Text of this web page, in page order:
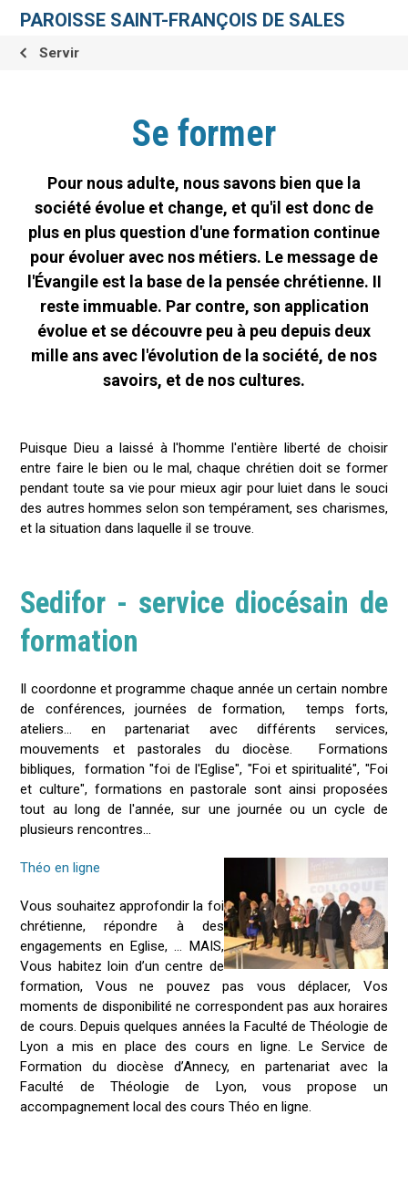
contenu.
personnelsPAROISSE SAINT-FRANÇOIS DE SALES
Servir
Se former
Pour nous adulte, nous savons bien que la
société évolue et change, et qu'il est donc de
plus en plus question d'une formation continue
pour évoluer avec nos métiers. Le message de
l'Évangile est la base de la pensée chrétienne. II
reste immuable. Par contre, son application
évolue et se découvre peu à peu depuis deux
mille ans avec l'évolution de la société, de nos
savoirs, et de nos cultures.
Puisque Dieu a laissé à l'homme l'entière liberté de choisir
entre faire le bien ou le mal, chaque chrétien doit se former
pendant toute sa vie pour mieux agir pour luiet dans le souci
des autres hommes selon son tempérament, ses charismes,
et la situation dans laquelle il se trouve.
Sedifor - service diocésain de
formation
Il coordonne et programme chaque année un certain nombre
de conférences, journées de formation, temps forts,
ateliers... en partenariat avec différents services,
mouvements et pastorales du diocèse. Formations
bibliques, formation "foi de l'Eglise", "Foi et spiritualité", "Foi
et culture", formations en pastorale sont ainsi proposées
tout au long de l'année, sur une journée ou un cycle de
plusieurs rencontres...
Théo en ligne
Vous souhaitez approfondir la foi
chrétienne, répondre à des
engagements en Eglise, … MAIS,
Vous habitez loin d’un centre de
formation, Vous ne pouvez pas vous déplacer, Vos
moments de disponibilité ne correspondent pas aux horaires
de cours. Depuis quelques années la Faculté de Théologie de
Lyon a mis en place des cours en ligne. Le Service de
Formation du diocèse d’Annecy, en partenariat avec la
Faculté de Théologie de Lyon, vous propose un
accompagnement local des cours Théo en ligne.